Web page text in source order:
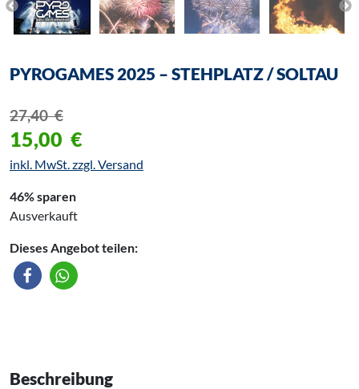
PYROGAMES 2025 – STEHPLATZ / SOLTAU
27,40€
15,00 €
inkl. MwSt. zzgl. Versand
46% sparen
Ausverkauft
Dieses Angebot teilen:
Beschreibung